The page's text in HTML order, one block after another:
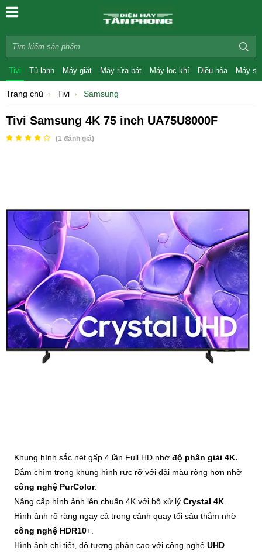
Tivi Tủ lạnh Máy giặt Máy rửa bát Máy lọc khí Điều hòa Máy
Trang chủ Tivi Samsung
Tivi Samsung 4K 75 inch UA75U8000F
(1 đánh giá)
Khung hình sắc nét gấp 4 lần Full HD nhờ độ phân giải 4K.
Đắm chìm trong khung hình rực rỡ với dải màu rộng hơn nhờ
công nghệ PurColor.
Nâng cấp hình ảnh lên chuẩn 4K với bộ xử lý Crystal 4K
Hình ảnh rõ ràng ngay cả trong cảnh quay tối sâu thẳm nhờ
công nghệ HDR10+.
Hình ảnh chi tiết, độ tương phản cao với công nghệ UHD